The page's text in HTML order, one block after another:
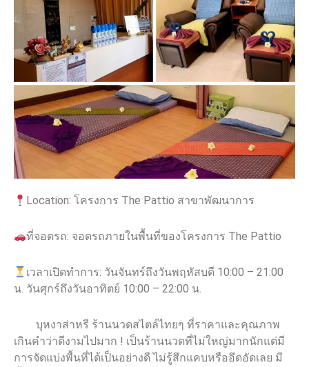
Location:โครงการ The Pattio สาขาพัฒนาการ
ที่จอดรถ: จอดรถภายในพื้นที่ของโครงการ The Pattio
เวลาเปิดทำการ: วันจันทร์ถึงวันพฤหัสบดี 10:00 – 21:00
น. วันศุกร์ถึงวันอาทิตย์ 10:00 – 22:00 น.
บุหงาส่าหรี ร้านนวดสไตล์ไทยๆ ที่ราคาและคุณภาพ
เกินคำว่าดีงามไปมาก ! เป็นร้านนวดที่ไม่ใหญ่มากนักแต่มี
การจัดแบ่งพื้นที่ได้เป็นอย่างดี ไม่รู้สึกแคบหรืออึดอัดเลย มี